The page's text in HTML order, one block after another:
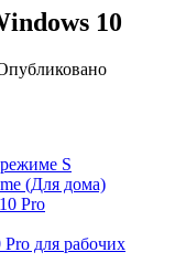
10
S
(Для дома)
Pro
для рабочих